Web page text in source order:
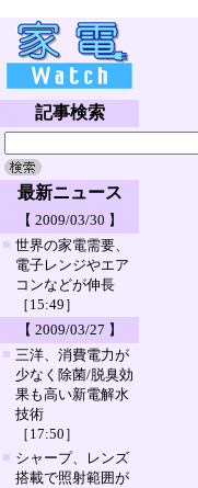
記事検索
最新ニュース
【 2009/03/30 】
■ 世界の家電需要、
電子レンジやエア
コンなどが伸長
［15:49］
【 2009/03/27 】
■ 三洋、消費電力が
少なく除菌/脱臭効
果も高い新電解水
技術
［17:50］
■ シャープ、レンズ
搭載で照射範囲が